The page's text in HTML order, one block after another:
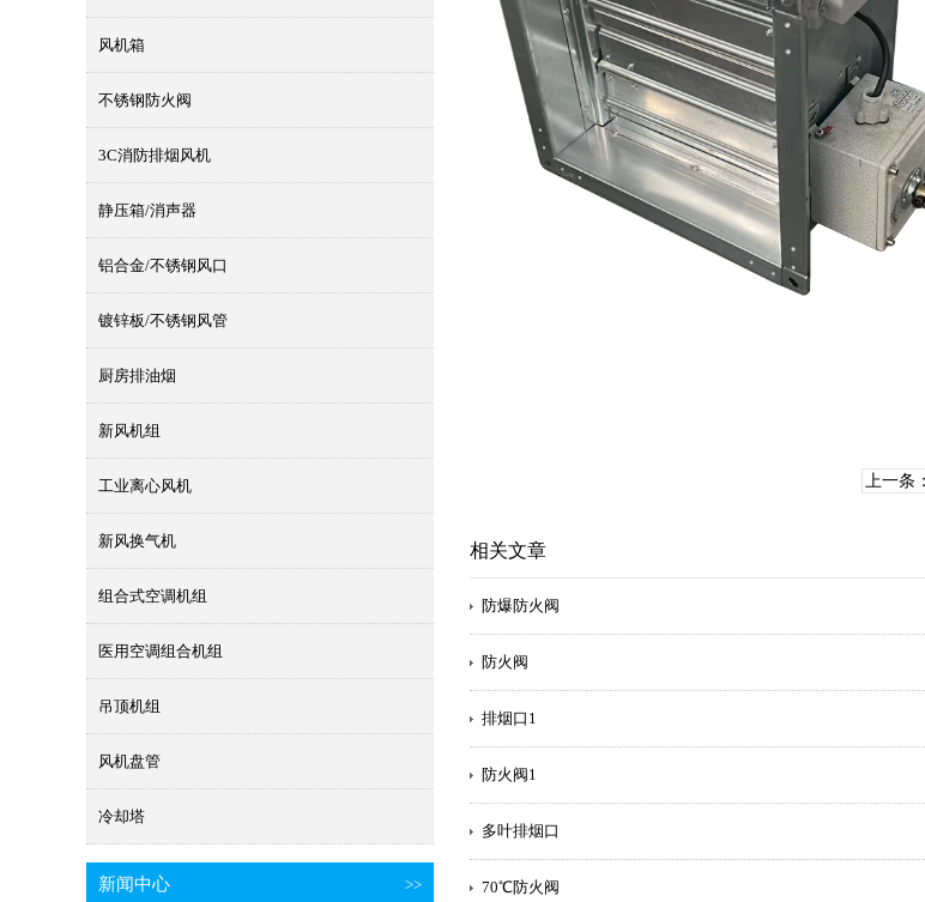
风机箱
不锈钢防火阀
3C消防排烟风机
静压箱/消声器
铝合金/不锈钢风口
镀锌板/不锈钢风管
厨房排油烟
新风机组
工业离心风机
新风换气机
组合式空调机组
医用空调组合机组
吊顶机组
风机盘管
冷却塔
新闻中心 >>
上一条：
相关文章
防爆防火阀
防火阀
排烟口1
防火阀1
多叶排烟口
70℃防火阀